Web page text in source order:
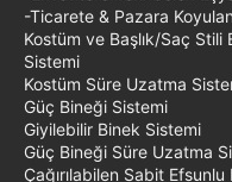
-Ticarete & Pazara
Kostüm ve Başlık/Saç
Sistemi
Kostüm Süre Uzatma
Güç Bineği Sistemi
Giyilebilir Binek Sistemi
Güç Bineği Süre Uzatma
Çağırılabilen Sabit